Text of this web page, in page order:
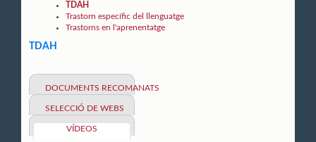
TDAH
Trastorn específic del llenguatge
Trastorns en l'aprenentatge
TDAH
DOCUMENTS RECOMANATS
SELECCIÓ DE WEBS
VÍDEOS